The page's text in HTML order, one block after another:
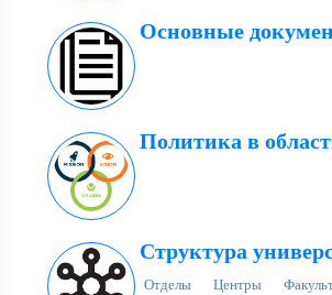
Основные
Политика в
Структура
Отделы Центры